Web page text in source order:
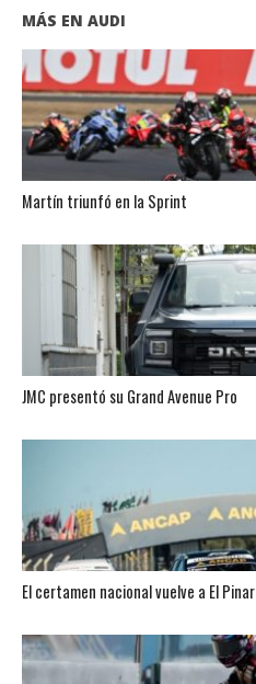
MÁS EN AUDI
Martín triunfó en la Sprint
JMC presentó su Grand Avenue Pro
El certamen nacional vuelve a El Pinar